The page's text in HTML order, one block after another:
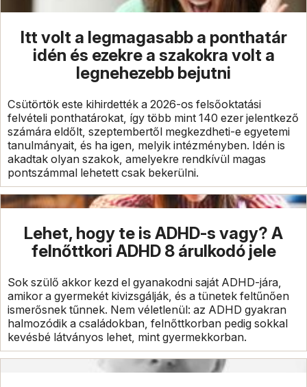
Itt volt a legmagasabb a ponthatár
idén és ezekre a szakokra volt a
legnehezebb bejutni
Csütörtök este kihirdették a 2026-os felsőoktatási
felvételi ponthatárokat, így több mint 140 ezer jelentkező
számára eldőlt, szeptembertől megkezdheti-e egyetemi
tanulmányait, és ha igen, melyik intézményben. Idén is
akadtak olyan szakok, amelyekre rendkívül magas
pontszámmal lehetett csak bekerülni.
Lehet, hogy te is ADHD-s vagy? A
felnőttkori ADHD 8 árulkodó jele
Sok szülő akkor kezd el gyanakodni saját ADHD-jára,
amikor a gyermekét kivizsgálják, és a tünetek feltűnően
ismerősnek tűnnek. Nem véletlenül: az ADHD gyakran
halmozódik a családokban, felnőttkorban pedig sokkal
kevésbé látványos lehet, mint gyermekkorban.